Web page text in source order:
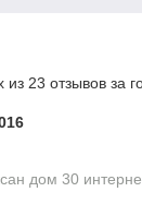
23 отзывов за
дом 30